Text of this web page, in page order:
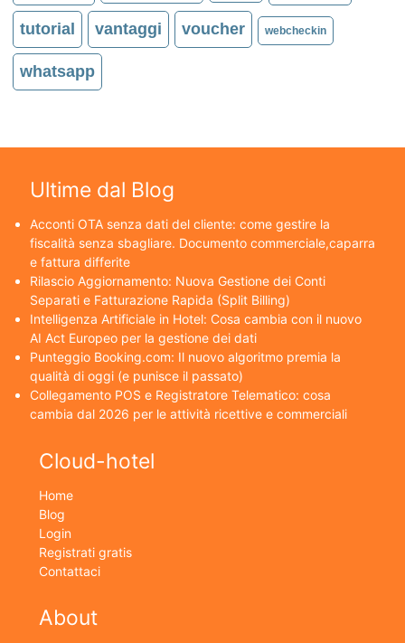
tutorial vantaggi voucher webcheckin
whatsapp
Ultime dal Blog
Acconti OTA senza dati del cliente: come gestire la
fiscalità senza sbagliare. Documento commerciale,caparra
e fattura differite
Rilascio Aggiornamento: Nuova Gestione dei Conti
Separati e Fatturazione Rapida (Split Billing)
Intelligenza Artificiale in Hotel: Cosa cambia con il nuovo
AI Act Europeo per la gestione dei dati
Punteggio Booking.com: Il nuovo algoritmo premia la
qualità di oggi (e punisce il passato)
Collegamento POS e Registratore Telematico: cosa
cambia dal 2026 per le attività ricettive e commerciali
Cloud-hotel
Home
Blog
Login
Registrati gratis
Contattaci
About